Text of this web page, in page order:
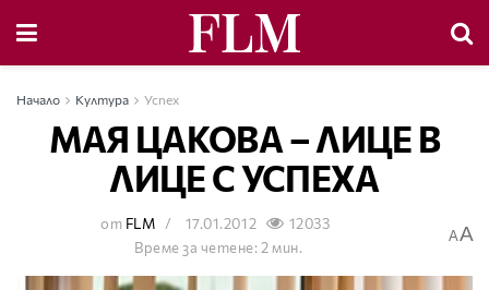
Начало Култура Успех
МАЯ ЦАКОВА – ЛИЦЕ В
ЛИЦЕ С УСПЕХА
от FLM 17.01.2012
12033
Време за четене: 2 мин.
AA